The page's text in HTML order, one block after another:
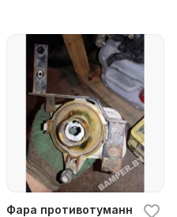
Volvo V70, 1998 г.
Фара противотуманная